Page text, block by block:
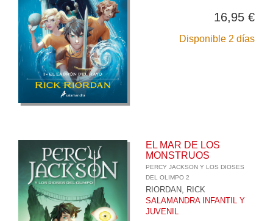
16,95 €
Disponible 2 días
EL MAR DE LOS
MONSTRUOS
PERCY JACKSON Y LOS DIOSES
DEL OLIMPO 2
RIORDAN, RICK
SALAMANDRA INFANTIL Y
JUVENIL